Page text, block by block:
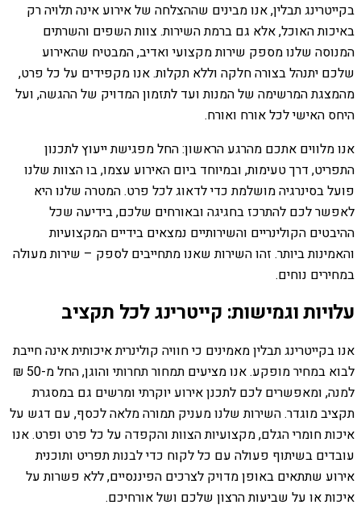
בקייטרינג תבלין, אנו מבינים שההצלחה של אירוע אינה תלויה רק
באיכות האוכל, אלא גם ברמת השירות. צוות השפים והשרתים
המנוסה שלנו מספק שירות מקצועי ואדיב, המבטיח שהאירוע
שלכם יתנהל בצורה חלקה וללא תקלות. אנו מקפידים על כל פרט,
מהמצגת המרשימה של המנות ועד לתזמון המדויק של ההגשה, ועל
היחס האישי לכל אורח ואורח.
אנו מלווים אתכם מהרגע הראשון: החל מפגישת ייעוץ לתכנון
התפריט, דרך טעימות, ובמיוחד ביום האירוע עצמו, בו הצוות שלנו
פועל בסינרגיה מושלמת כדי לדאוג לכל פרט. המטרה שלנו היא
לאפשר לכם להתרכז בחגיגה ובאורחים שלכם, בידיעה שכל
ההיבטים הקולינריים והשירותיים נמצאים בידיים המקצועיות
והאמינות ביותר. זהו השירות שאנו מתחייבים לספק – שירות מעולה
במחירים נוחים.
עלויות וגמישות: קייטרינג לכל תקציב
אנו בקייטרינג תבלין מאמינים כי חוויה קולינרית איכותית אינה חייבת
לבוא במחיר מופקע. אנו מציעים תמחור תחרותי והוגן, החל מ-50 ₪
למנה, ומאפשרים לכם לתכנן אירוע יוקרתי ומרשים גם במסגרת
תקציב מוגדר. השירות שלנו מעניק תמורה מלאה לכסף, עם דגש על
איכות חומרי הגלם, מקצועיות הצוות והקפדה על כל פרט ופרט. אנו
עובדים בשיתוף פעולה עם כל לקוח כדי לבנות תפריט ותוכנית
אירוע שתתאים באופן מדויק לצרכים הפיננסיים, ללא פשרות על
איכות או על שביעות הרצון שלכם ושל אורחיכם.